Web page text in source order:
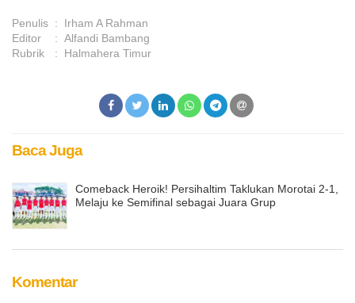
Penulis :
Irham A Rahman
Editor
: Alfandi Bambang
Rubrik
: Halmahera Timur
Baca Juga
Comeback Heroik! Persihaltim Taklukan Morotai 2-1,
Melaju ke Semifinal sebagai Juara Grup
Komentar